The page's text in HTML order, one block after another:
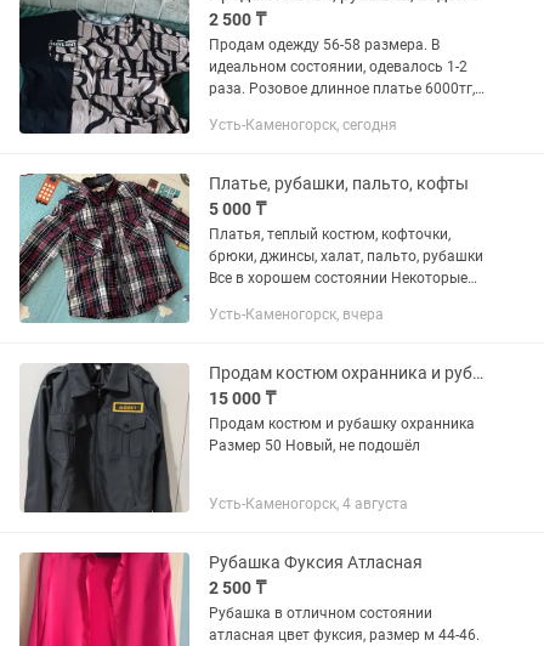
2 500 ₸
Продам одежду 56-58 размера. В
идеальном состоянии, одевалось 1-2
раза. Розовое длинное платье 6000тг,
3500тг, водолазка 2500тг. Вязанные,
Усть-Каменогорск, сегодня
Платье, рубашки, пальто, кофты
5 000 ₸
Платья, теплый костюм, кофточки,
брюки, джинсы, халат, пальто, рубашки
Все в хорошем состоянии Некоторые
Предлагайте свою цену Еще обувь
Усть-Каменогорск, вчера
Продам костюм охранника и рубашку
15 000 ₸
Продам костюм и рубашку охранника
Размер 50 Новый, не подошёл
Усть-Каменогорск, 4 августа
Рубашка Фуксия Атласная
2 500 ₸
Рубашка в отличном состоянии
атласная цвет фуксия, размер м 44-46.